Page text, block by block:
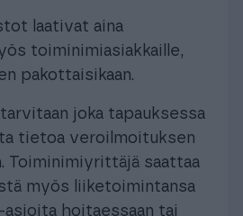
laativat aina
toiminimiasiakkaille,
pakottaisikaan.
joka tapauksessa
tietoa veroilmoituksen
Toiminimiyrittäjä saattaa
myös liiketoimintansa
hoitaessaan tai